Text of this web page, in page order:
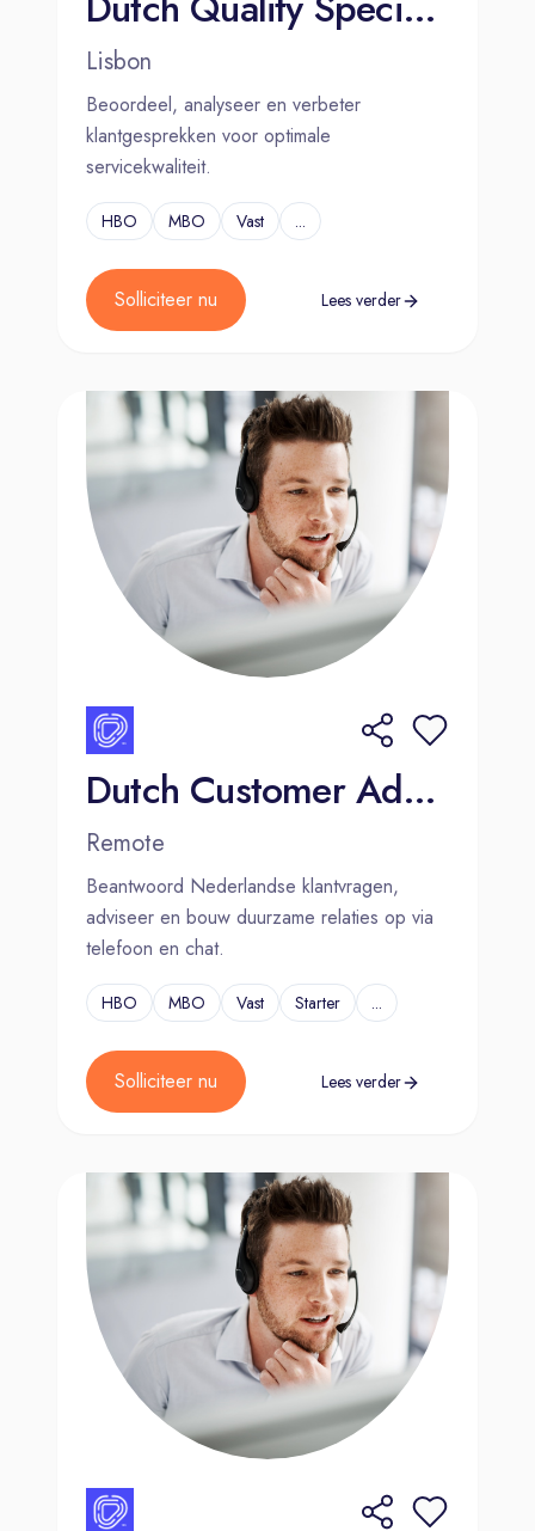
Lisbon
Beoordeel, analyseer en verbeter
klantgesprekken voor optimale
servicekwaliteit.
HBO MBO Vast ...
Solliciteer nu Lees verder
Dutch Customer Advisor for Global Casualwear Brand
Remote
Beantwoord Nederlandse klantvragen,
adviseer en bouw duurzame relaties op via
telefoon en chat.
HBO MBO Vast Starter ...
Solliciteer nu Lees verder